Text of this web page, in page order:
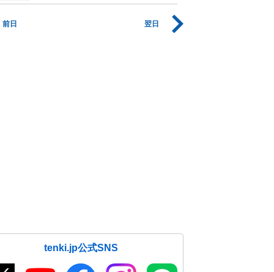
前日 翌日
tenki.jp公式SNS